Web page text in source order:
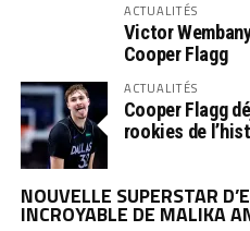
ACTUALITÉS
Victor
Cooper Flagg
ACTUALITÉS
Cooper Flagg
rookies de
NOUVELLE SUPERSTAR
INCROYABLE DE MALIKA